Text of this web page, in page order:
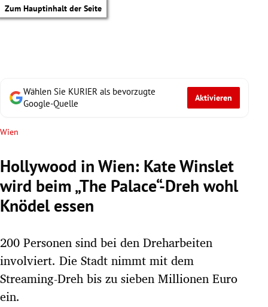
Zum Hauptinhalt der Seite
Untermenü
Wählen Sie KURIER als bevorzugte
Google-Quelle
Aktivieren
Wien
Hollywood in Wien: Kate Winslet
wird beim „The Palace“-Dreh wohl
Knödel essen
200 Personen sind bei den Dreharbeiten
involviert. Die Stadt nimmt mit dem
Streaming-Dreh bis zu sieben Millionen Euro
ein.